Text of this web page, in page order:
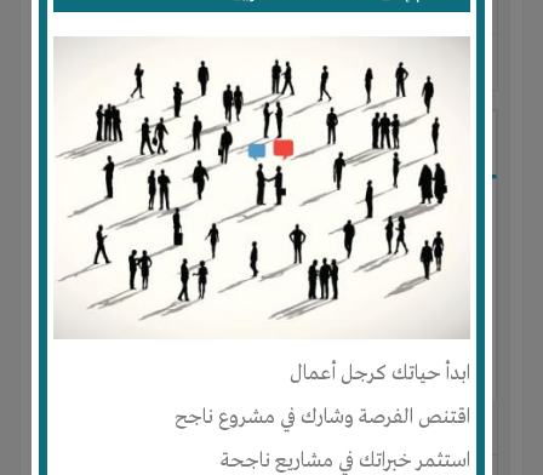
ابدأ حياتك كرجل أعمال
اقتنص الفرصة وشارك في مشروع ناجح
استثمر خبراتك في مشاريع ناجحة
المكان :مصر-القاهرة-جسر السويس
آخر ظهور: : منذ 7 سنوات
Houssam Mohammad